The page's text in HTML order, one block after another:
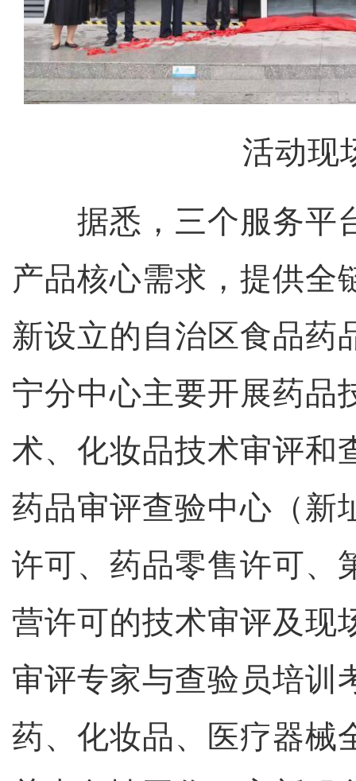
活动现
据悉，三个服务平
产品核心需求，提供全
新设立的自治区食品药
宁分中心主要开展药品
术、化妆品技术审评和
药品审评查验中心（新
许可、药品零售许可、
营许可的技术审评及现
审评专家与查验员培训
药、化妆品、医疗器械